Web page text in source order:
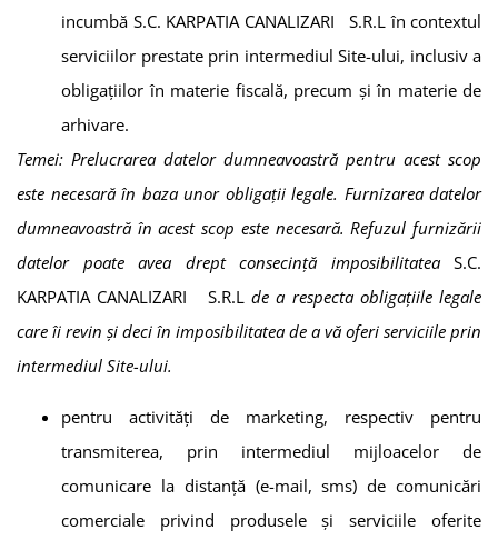
incumbă S.C. KARPATIA CANALIZARI S.R.L în contextul
serviciilor prestate prin intermediul Site-ului, inclusiv a
obligațiilor în materie fiscală, precum și în materie de
arhivare.
Temei: Prelucrarea datelor dumneavoastră pentru acest scop
este necesară în baza unor obligații legale. Furnizarea datelor
dumneavoastră în acest scop este necesară. Refuzul furnizării
datelor poate avea drept consecință imposibilitatea S.C.
KARPATIA CANALIZARI S.R.Lde a respecta obligațiile legale
care îi revin și deci în imposibilitatea de a vă oferi serviciile prin
intermediul Site-ului.
pentru activităţi de marketing, respectiv pentru
transmiterea, prin intermediul mijloacelor de
comunicare la distanţă (e-mail, sms) de comunicări
comerciale privind produsele şi serviciile oferite